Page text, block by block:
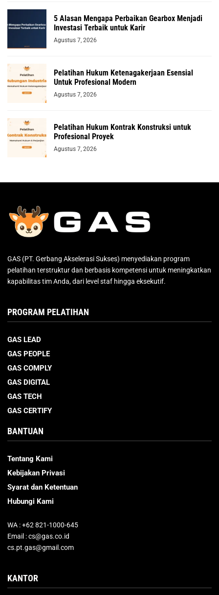
5 Alasan Mengapa Perbaikan Gearbox Menjadi
Investasi Terbaik untuk Karir
Agustus 7, 2026
Pelatihan Hukum Ketenagakerjaan Esensial
Untuk Profesional Modern
Agustus 7, 2026
Pelatihan Hukum Kontrak Konstruksi untuk
Profesional Proyek
Agustus 7, 2026
GAS (PT. Gerbang Akselerasi Sukses) menyediakan program
pelatihan terstruktur dan berbasis kompetensi untuk meningkatkan
kapabilitas tim Anda, dari level staf hingga eksekutif.
PROGRAM PELATIHAN
GAS LEAD
GAS PEOPLE
GAS COMPLY
GAS DIGITAL
GAS TECH
GAS CERTIFY
BANTUAN
Tentang Kami
Kebijakan Privasi
Syarat dan Ketentuan
Hubungi Kami
WA : +62 821-1000-645
Email : cs@gas.co.id
cs.pt.gas@gmail.com
KANTOR